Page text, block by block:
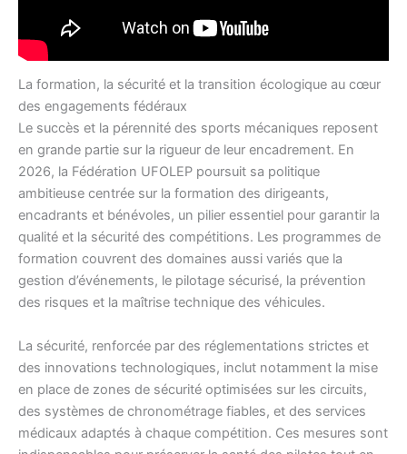
La formation, la sécurité et la transition écologique au cœur
des engagements fédéraux
Le succès et la pérennité des sports mécaniques reposent
en grande partie sur la rigueur de leur encadrement. En
2026, la Fédération UFOLEP poursuit sa politique
ambitieuse centrée sur la formation des dirigeants,
encadrants et bénévoles, un pilier essentiel pour garantir la
qualité et la sécurité des compétitions. Les programmes de
formation couvrent des domaines aussi variés que la
gestion d’événements, le pilotage sécurisé, la prévention
des risques et la maîtrise technique des véhicules.
La sécurité, renforcée par des réglementations strictes et
des innovations technologiques, inclut notamment la mise
en place de zones de sécurité optimisées sur les circuits,
des systèmes de chronométrage fiables, et des services
médicaux adaptés à chaque compétition. Ces mesures sont